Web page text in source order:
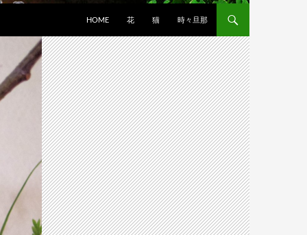
HOME 花 猫 時々旦那